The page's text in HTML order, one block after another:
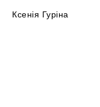
Ксенія Гуріна